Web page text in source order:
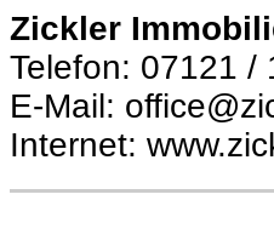
Zickler
Telefon: 07121 /
E-Mail:
Internet: